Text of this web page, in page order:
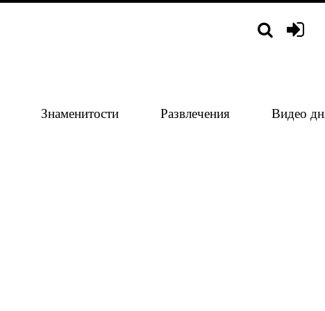
Знаменитости Развлечения Видео